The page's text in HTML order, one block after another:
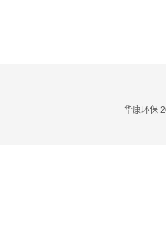
华康环保